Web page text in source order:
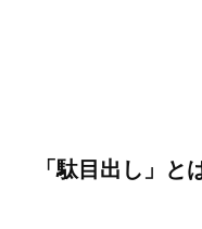
「駄目出し」と